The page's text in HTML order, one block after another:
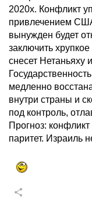
2020х. Конфликт
привлечением
вынужден будет
заключить
снесет Нетаньяху
медленно
внутри страны и
под контроль,
Прогноз:
паритет. Израиль